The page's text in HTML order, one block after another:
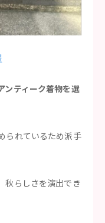
ンティーク着物を選
られているため派手
秋らしさを演出でき